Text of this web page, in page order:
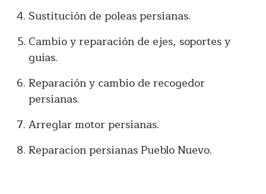
Sustitución de poleas persianas.
Cambio y reparación de ejes, soportes y
guías.
Reparación y cambio de recogedor
persianas.
Arreglar motor persianas.
Reparacion persianas Pueblo Nuevo.